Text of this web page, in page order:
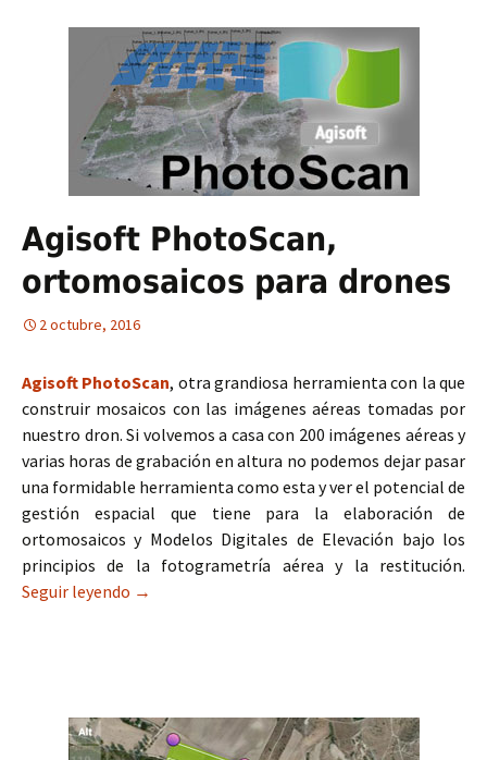
Agisoft PhotoScan,
ortomosaicos para drones
2 octubre, 2016
Agisoft PhotoScan, otra grandiosa herramienta con la que
construir mosaicos con las imágenes aéreas tomadas por
nuestro dron. Si volvemos a casa con 200 imágenes aéreas y
varias horas de grabación en altura no podemos dejar pasar
una formidable herramienta como esta y ver el potencial de
gestión espacial que tiene para la elaboración de
ortomosaicos y Modelos Digitales de Elevación bajo los
principios de la fotogrametría aérea y la restitución.
Seguir leyendo Agisoft PhotoScan, ortomosaicos para drones
→